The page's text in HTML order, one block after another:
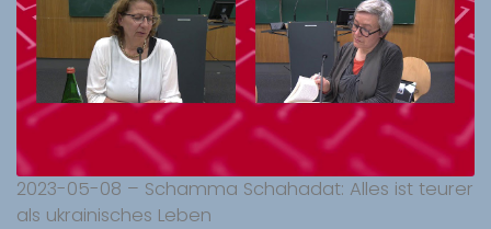
2023-05-08 – Schamma Schahadat: Alles ist teurer
als ukrainisches Leben